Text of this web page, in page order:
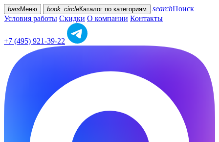
bars Меню book_circleКаталог по категориям searchПоиск
Условия работы Скидки О компании Контакты
+7 (495) 921-39-22